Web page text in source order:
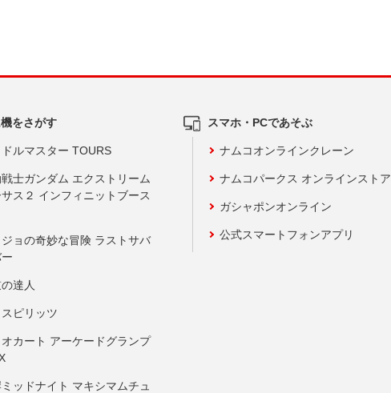
をさがす
ルマスター TOURS
士ガンダム エクストリーム
ス２ インフィニットブース
ョの奇妙な冒険 ラストサバ
達人
ピリッツ
カート アーケードグランプ
ッドナイト マキシマムチュ
スマホ・PCであそぶ
ナムコオンラインクレーン
ナムコパークス オンラインストア
ガシャポンオンライン
公式スマートフォンアプリ